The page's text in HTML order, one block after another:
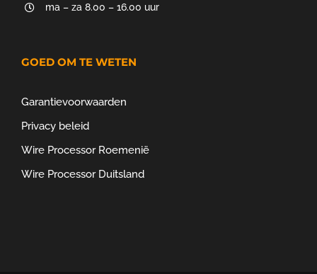
ma – za 8.00 – 16.00 uur
GOED OM TE WETEN
Garantievoorwaarden
Privacy beleid
Wire Processor Roemenië
Wire Processor Duitsland